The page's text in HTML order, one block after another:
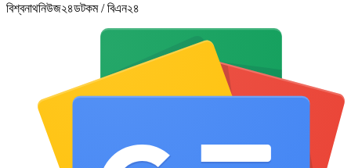
বিশ্বনাথনিউজ২৪ডটকম / বিএন২৪